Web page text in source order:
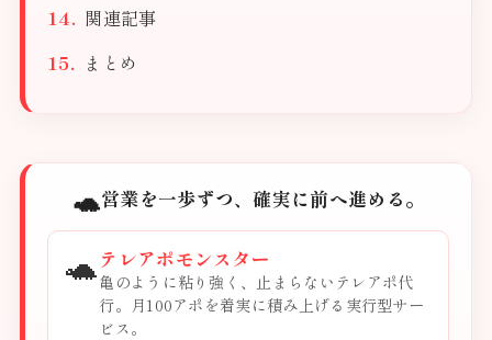
関連記事
まとめ
🐢営業を一歩ずつ、確実に前へ進める。
🐢 テレアポモンスター
亀のように粘り強く、止まらないテレアポ代
行。月100アポを着実に積み上げる実行型サー
ビス。